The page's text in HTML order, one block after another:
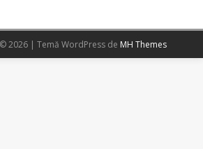
2026 | Temă WordPress de MH Themes